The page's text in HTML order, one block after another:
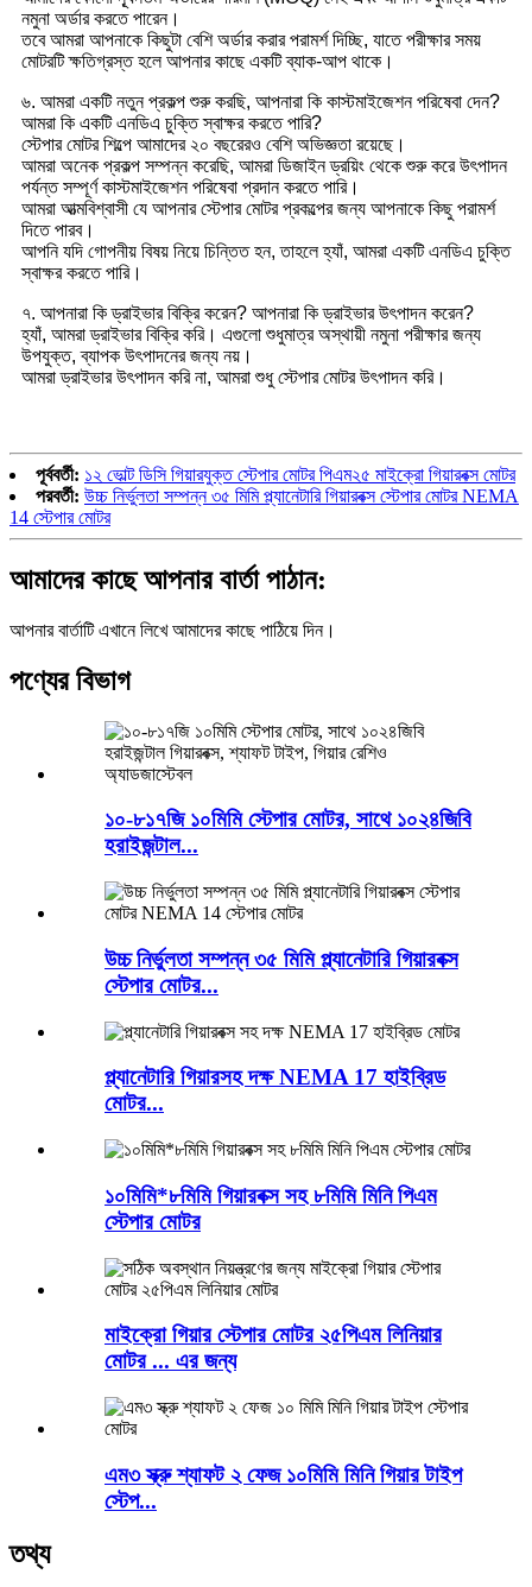
নমুনা অর্ডার করতে পারেন।
তবে আমরা আপনাকে কিছুটা বেশি অর্ডার করার পরামর্শ দিচ্ছি, যাতে পরীক্ষার সময়
মোটরটি ক্ষতিগ্রস্ত হলে আপনার কাছে একটি ব্যাক-আপ থাকে।
৬. আমরা একটি নতুন প্রকল্প শুরু করছি, আপনারা কি কাস্টমাইজেশন পরিষেবা দেন?
আমরা কি একটি এনডিএ চুক্তি স্বাক্ষর করতে পারি?
স্টেপার মোটর শিল্পে আমাদের ২০ বছরেরও বেশি অভিজ্ঞতা রয়েছে।
আমরা অনেক প্রকল্প সম্পন্ন করেছি, আমরা ডিজাইন ড্রয়িং থেকে শুরু করে উৎপাদন
পর্যন্ত সম্পূর্ণ কাস্টমাইজেশন পরিষেবা প্রদান করতে পারি।
আমরা আত্মবিশ্বাসী যে আপনার স্টেপার মোটর প্রকল্পের জন্য আপনাকে কিছু পরামর্শ
দিতে পারব।
আপনি যদি গোপনীয় বিষয় নিয়ে চিন্তিত হন, তাহলে হ্যাঁ, আমরা একটি এনডিএ চুক্তি
স্বাক্ষর করতে পারি।
৭. আপনারা কি ড্রাইভার বিক্রি করেন? আপনারা কি ড্রাইভার উৎপাদন করেন?
হ্যাঁ, আমরা ড্রাইভার বিক্রি করি। এগুলো শুধুমাত্র অস্থায়ী নমুনা পরীক্ষার জন্য
উপযুক্ত, ব্যাপক উৎপাদনের জন্য নয়।
আমরা ড্রাইভার উৎপাদন করি না, আমরা শুধু স্টেপার মোটর উৎপাদন করি।
পূর্ববর্তী: ১২ ভোল্ট ডিসি গিয়ারযুক্ত স্টেপার মোটর পিএম২৫ মাইক্রো গিয়ারবক্স মোটর
পরবর্তী: উচ্চ নির্ভুলতা সম্পন্ন ৩৫ মিমি প্ল্যানেটারি গিয়ারবক্স স্টেপার মোটর NEMA
14 স্টেপার মোটর
আমাদের কাছে আপনার বার্তা পাঠান:
আপনার বার্তাটি এখানে লিখে আমাদের কাছে পাঠিয়ে দিন।
পণ্যের বিভাগ
১০-৮১৭জি ১০মিমি স্টেপার মোটর, সাথে ১০২৪জিবি
হরাইজন্টাল...
উচ্চ নির্ভুলতা সম্পন্ন ৩৫ মিমি প্ল্যানেটারি গিয়ারবক্স
স্টেপার মোটর...
প্ল্যানেটারি গিয়ারসহ দক্ষ NEMA 17 হাইব্রিড
মোটর...
১০মিমি*৮মিমি গিয়ারবক্স সহ ৮মিমি মিনি পিএম
স্টেপার মোটর
মাইক্রো গিয়ার স্টেপার মোটর ২৫পিএম লিনিয়ার
মোটর ... এর জন্য
এম৩ স্ক্রু শ্যাফট ২ ফেজ ১০মিমি মিনি গিয়ার টাইপ
স্টেপ...
তথ্য